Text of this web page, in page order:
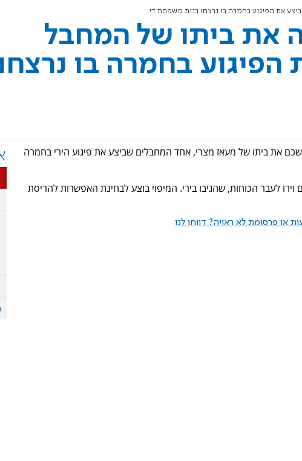
את הפיגוע בחמרה בו נרצחו בנות משפחת די
את ביתו של המחבל
הפיגוע בחמרה בו
את ביתו של מעאז מצרי, אחד המחבלים שביצע את פיגוע הירי בחמרה
לעבר הכוחות, שהגיבו בירי. המיפוי בוצע לבחינת האפשרות להריסת
או פרסומת לא ראויה? דווחו לנו